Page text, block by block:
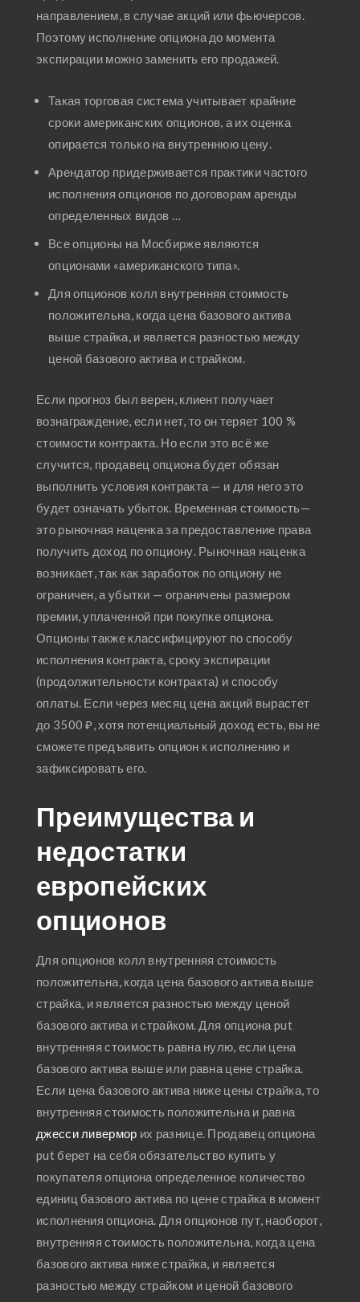
направлением, в случае акций или фьючерсов.
Поэтому исполнение опциона до момента
экспирации можно заменить его продажей.
Такая торговая система учитывает крайние
сроки американских опционов, а их оценка
опирается только на внутреннюю цену.
Арендатор придерживается практики частого
исполнения опционов по договорам аренды
определенных видов …
Все опционы на Мосбирже являются
опционами «американского типа».
Для опционов колл внутренняя стоимость
положительна, когда цена базового актива
выше страйка, и является разностью между
ценой базового актива и страйком.
Если прогноз был верен, клиент получает
вознаграждение, если нет, то он теряет 100 %
стоимости контракта. Но если это всё же
случится, продавец опциона будет обязан
выполнить условия контракта — и для него это
будет означать убыток. Временная стоимость—
это рыночная наценка за предоставление права
получить доход по опциону. Рыночная наценка
возникает, так как заработок по опциону не
ограничен, а убытки — ограничены размером
премии, уплаченной при покупке опциона.
Опционы также классифицируют по способу
исполнения контракта, сроку экспирации
(продолжительности контракта) и способу
оплаты. Если через месяц цена акций вырастет
до 3500 ₽, хотя потенциальный доход есть, вы не
сможете предъявить опцион к исполнению и
зафиксировать его.
Преимущества и
недостатки
европейских
опционов
Для опционов колл внутренняя стоимость
положительна, когда цена базового актива выше
страйка, и является разностью между ценой
базового актива и страйком. Для опциона put
внутренняя стоимость равна нулю, если цена
базового актива выше или равна цене страйка.
Если цена базового актива ниже цены страйка, то
внутренняя стоимость положительна и равна
джесси ливермор их разнице. Продавец опциона
put берет на себя обязательство купить у
покупателя опциона определенное количество
единиц базового актива по цене страйка в момент
исполнения опциона. Для опционов пут, наоборот,
внутренняя стоимость положительна, когда цена
базового актива ниже страйка, и является
разностью между страйком и ценой базового